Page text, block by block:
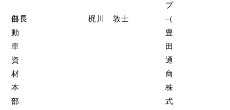
プ
自
動
車
資
材
本
部
部長 梶川 敦士
（
豊
田
通
商
株
式
–